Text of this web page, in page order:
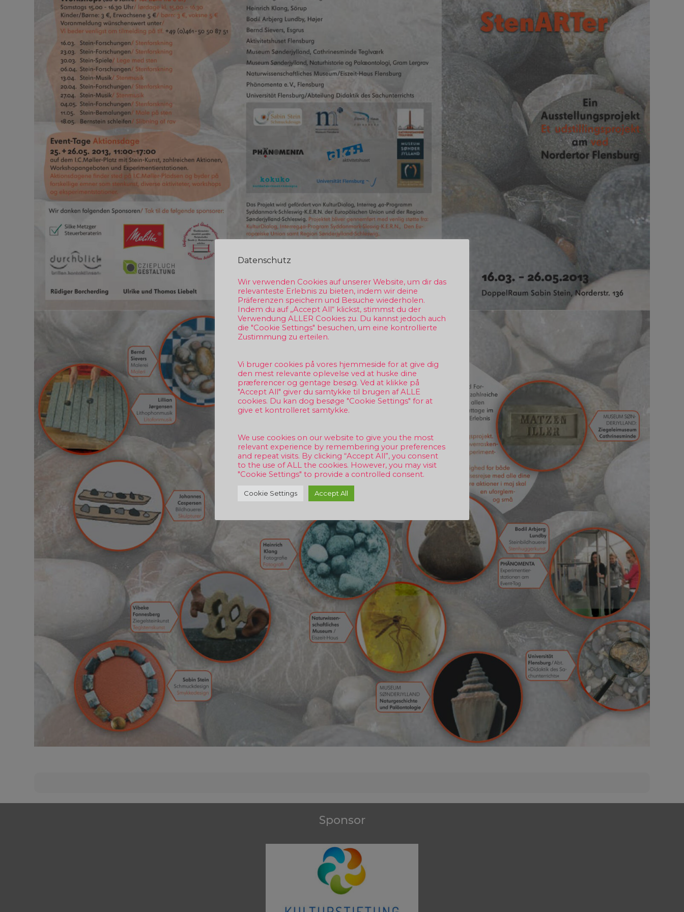
Sponsor
Datenschutz
Wir verwenden Cookies auf unserer Website, um dir das
relevanteste Erlebnis zu bieten, indem wir deine
Präferenzen speichern und Besuche wiederholen.
Indem du auf „Accept All“ klickst, stimmst du der
Verwendung ALLER Cookies zu. Du kannst jedoch auch
die "Cookie Settings" besuchen, um eine kontrollierte
Zustimmung zu erteilen.
Vi bruger cookies på vores hjemmeside for at give dig
den mest relevante oplevelse ved at huske dine
præferencer og gentage besøg. Ved at klikke på
"Accept All" giver du samtykke til brugen af ALLE
cookies. Du kan dog besøge "Cookie Settings" for at
give et kontrolleret samtykke.
We use cookies on our website to give you the most
relevant experience by remembering your preferences
and repeat visits. By clicking “Accept All”, you consent
to the use of ALL the cookies. However, you may visit
"Cookie Settings" to provide a controlled consent.
Cookie Settings Accept All